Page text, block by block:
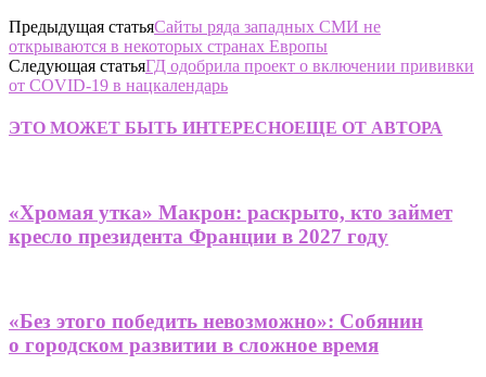
Предыдущая статьяСайты ряда западных СМИ не
открываются в некоторых странах Европы
Следующая статьяГД одобрила проект о включении прививки
от COVID-19 в нацкалендарь
ЭТО МОЖЕТ БЫТЬ ИНТЕРЕСНОЕЩЕ ОТ АВТОРА
«Хромая утка» Макрон: раскрыто, кто займет
кресло президента Франции в 2027 году
«Без этого победить невозможно»: Собянин
о городском развитии в сложное время